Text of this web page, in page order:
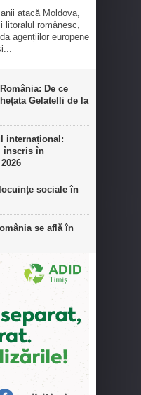
atacă Moldova,
litoralul românesc,
agențiilor europene
De ce
Gelatelli de la
internațional:
înscris în
sociale în
se află în